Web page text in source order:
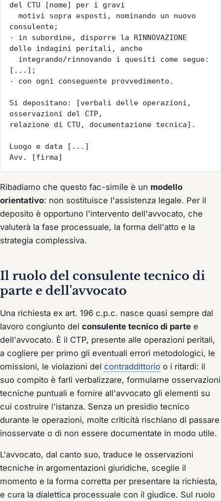
del CTU [nome] per i gravi
  motivi sopra esposti, nominando un nuovo
consulente;
- in subordine, disporre la RINNOVAZIONE
delle indagini peritali, anche
[...];
- con ogni conseguente provvedimento.
Si depositano: [verbali delle operazioni,
osservazioni del CTP,
relazione di CTU, documentazione tecnica].
Luogo e data [...]
Avv. [firma]
Ribadiamo che questo fac-simile è un modello
orientativo: non sostituisce l'assistenza legale. Per il
deposito è opportuno l'intervento dell'avvocato, che
valuterà la fase processuale, la forma dell'atto e la
strategia complessiva.
Il ruolo del consulente tecnico di
parte e dell'avvocato
Una richiesta ex art. 196 c.p.c. nasce quasi sempre dal
lavoro congiunto del consulente tecnico di parte e
dell'avvocato. È il CTP, presente alle operazioni peritali,
a cogliere per primo gli eventuali errori metodologici, le
omissioni, le violazioni del contraddittorio o i ritardi: il
suo compito è farli verbalizzare, formularne osservazioni
tecniche puntuali e fornire all'avvocato gli elementi su
cui costruire l'istanza. Senza un presidio tecnico
durante le operazioni, molte criticità rischiano di passare
inosservate o di non essere documentate in modo utile.
L'avvocato, dal canto suo, traduce le osservazioni
tecniche in argomentazioni giuridiche, sceglie il
momento e la forma corretta per presentare la richiesta,
e cura la dialettica processuale con il giudice. Sul ruolo